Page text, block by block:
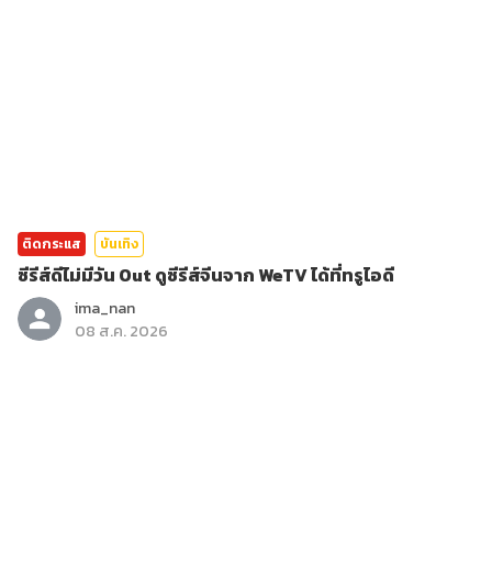
ติดกระแส บันเทิง
ซีรีส์ดีไม่มีวัน Out ดูซีรีส์จีนจาก WeTV ได้ที่ทรูไอดี
ima_nan
08 ส.ค. 2026